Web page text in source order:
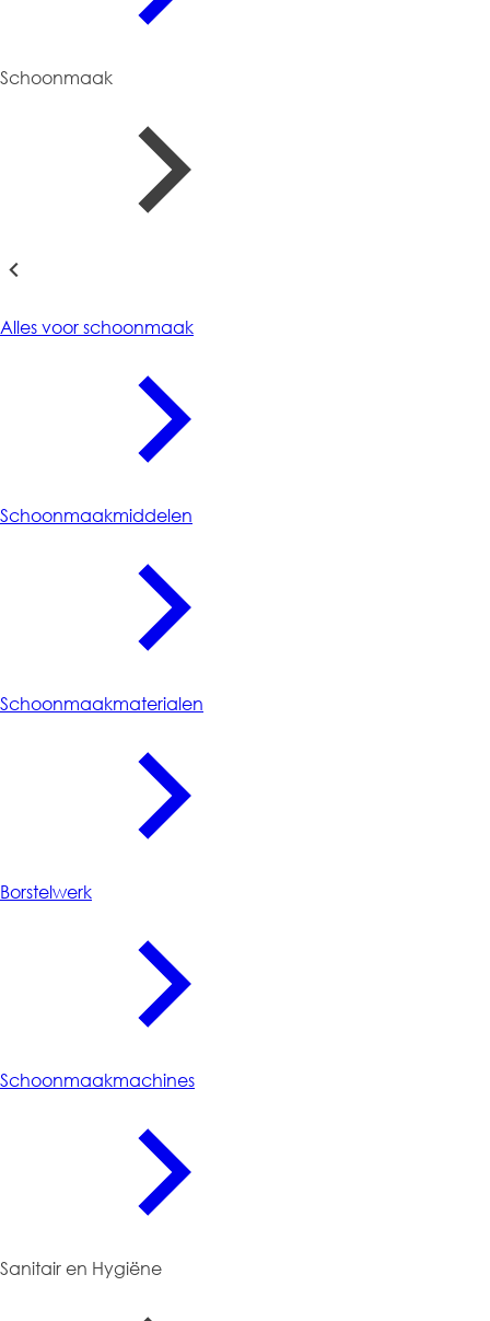
Schoonmaak
Alles voor schoonmaak
Schoonmaakmiddelen
Schoonmaakmaterialen
Borstelwerk
Schoonmaakmachines
Sanitair en Hygiëne